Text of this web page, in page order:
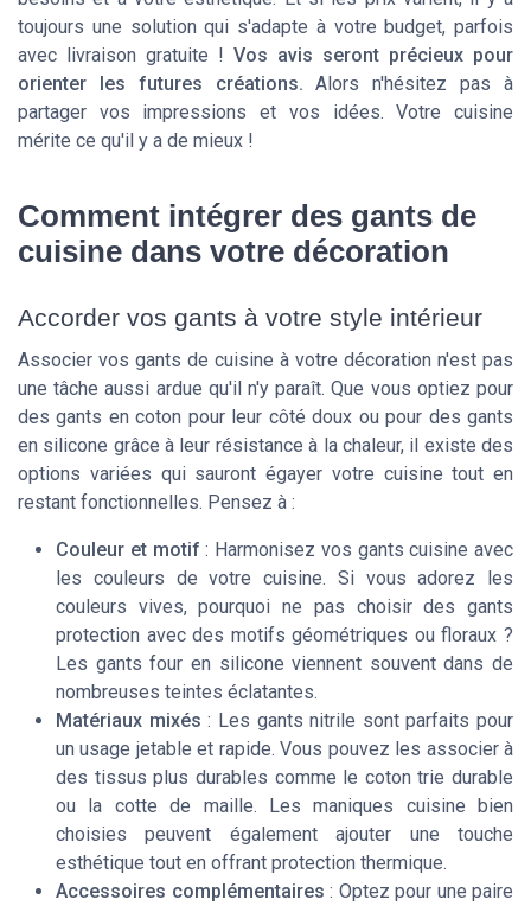
toujours une solution qui s'adapte à votre budget, parfois
avec livraison gratuite ! Vos avis seront précieux pour
orienter les futures créations. Alors n'hésitez pas à
partager vos impressions et vos idées. Votre cuisine
mérite ce qu'il y a de mieux !
Comment intégrer des gants de
cuisine dans votre décoration
Accorder vos gants à votre style intérieur
Associer vos gants de cuisine à votre décoration n'est pas
une tâche aussi ardue qu'il n'y paraît. Que vous optiez pour
des gants en coton pour leur côté doux ou pour des gants
en silicone grâce à leur résistance à la chaleur, il existe des
options variées qui sauront égayer votre cuisine tout en
restant fonctionnelles. Pensez à :
Couleur et motif : Harmonisez vos gants cuisine avec
les couleurs de votre cuisine. Si vous adorez les
couleurs vives, pourquoi ne pas choisir des gants
protection avec des motifs géométriques ou floraux ?
Les gants four en silicone viennent souvent dans de
nombreuses teintes éclatantes.
Matériaux mixés : Les gants nitrile sont parfaits pour
un usage jetable et rapide. Vous pouvez les associer à
des tissus plus durables comme le coton trie durable
ou la cotte de maille. Les maniques cuisine bien
choisies peuvent également ajouter une touche
esthétique tout en offrant protection thermique.
Accessoires complémentaires : Optez pour une paire